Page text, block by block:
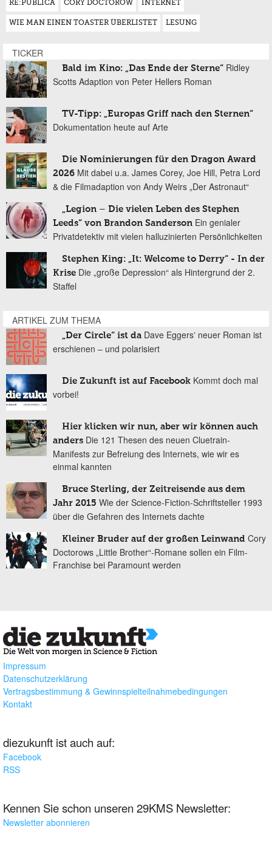
RE:PUBLICA CORY DOCTOROW INTERNET
WIE MAN EINEN TOASTER ÜBERLISTET LESUNG
TICKER
Bald im Kino: „Das Ende der Sterne“ Ridley
Scotts Adaption von Peter Hellers Roman
TV-Tipp: „Europas Griff nach den Sternen“
Dokumentation heute auf Arte
Die Nominierungen für den Dragon Award
2026 Mit dabei u.a. James Corey, Joe Hill, Petra Lord
& die Filmadaption von Andy Weirs „Der Astronaut“
„Legion – Die vielen Leben des Stephen
Leeds“ von Brandon Sanderson Ein genialer
Privatdetektiv mit vielen halluzinierten Persönlichkeiten
Stephen King: „It: Welcome to Derry“ - In der
Krise Die „große Depression“ als Hintergrund der 2.
Staffel
ARTIKEL ZUM THEMA
„Der Circle“ ist da Dave Eggersʼ neuer Roman ist
erschienen – und polarisiert
Die Zukunft ist auf Facebook Kommt doch mal
vorbei!
Hier klicken wir nun, aber wir können auch
anders Die 121 Thesen des neuen Cluetrain-
Manifests zur Befreiung des Internets, wie wir es
einmal kannten
Bruce Sterling, der Zeitreisende aus dem
Jahr 2015 Wie der Science-Fiction-Schriftsteller 1993
über die Gefahren des Internets dachte
Kleiner Bruder auf der großen Leinwand Cory
Doctorows „Little Brother“-Romane sollen ein Film-
Franchise bei Paramount werden
Impressum
Datenschutzerklärung
Vertragsbestimmung & Gewinnspielteilnahmebedingungen
Kontakt
diezukunft ist auch auf:
Facebook
RSS
Kennen Sie schon unseren 29KMS Newsletter:
Newsletter abonnieren